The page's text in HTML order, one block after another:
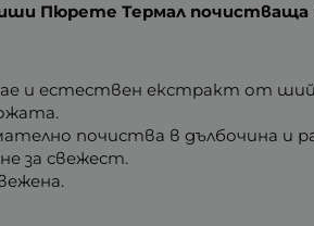
Пюрете Термал почистваща
и естествен екстракт от
почиства в дълбочина и
за свежест.